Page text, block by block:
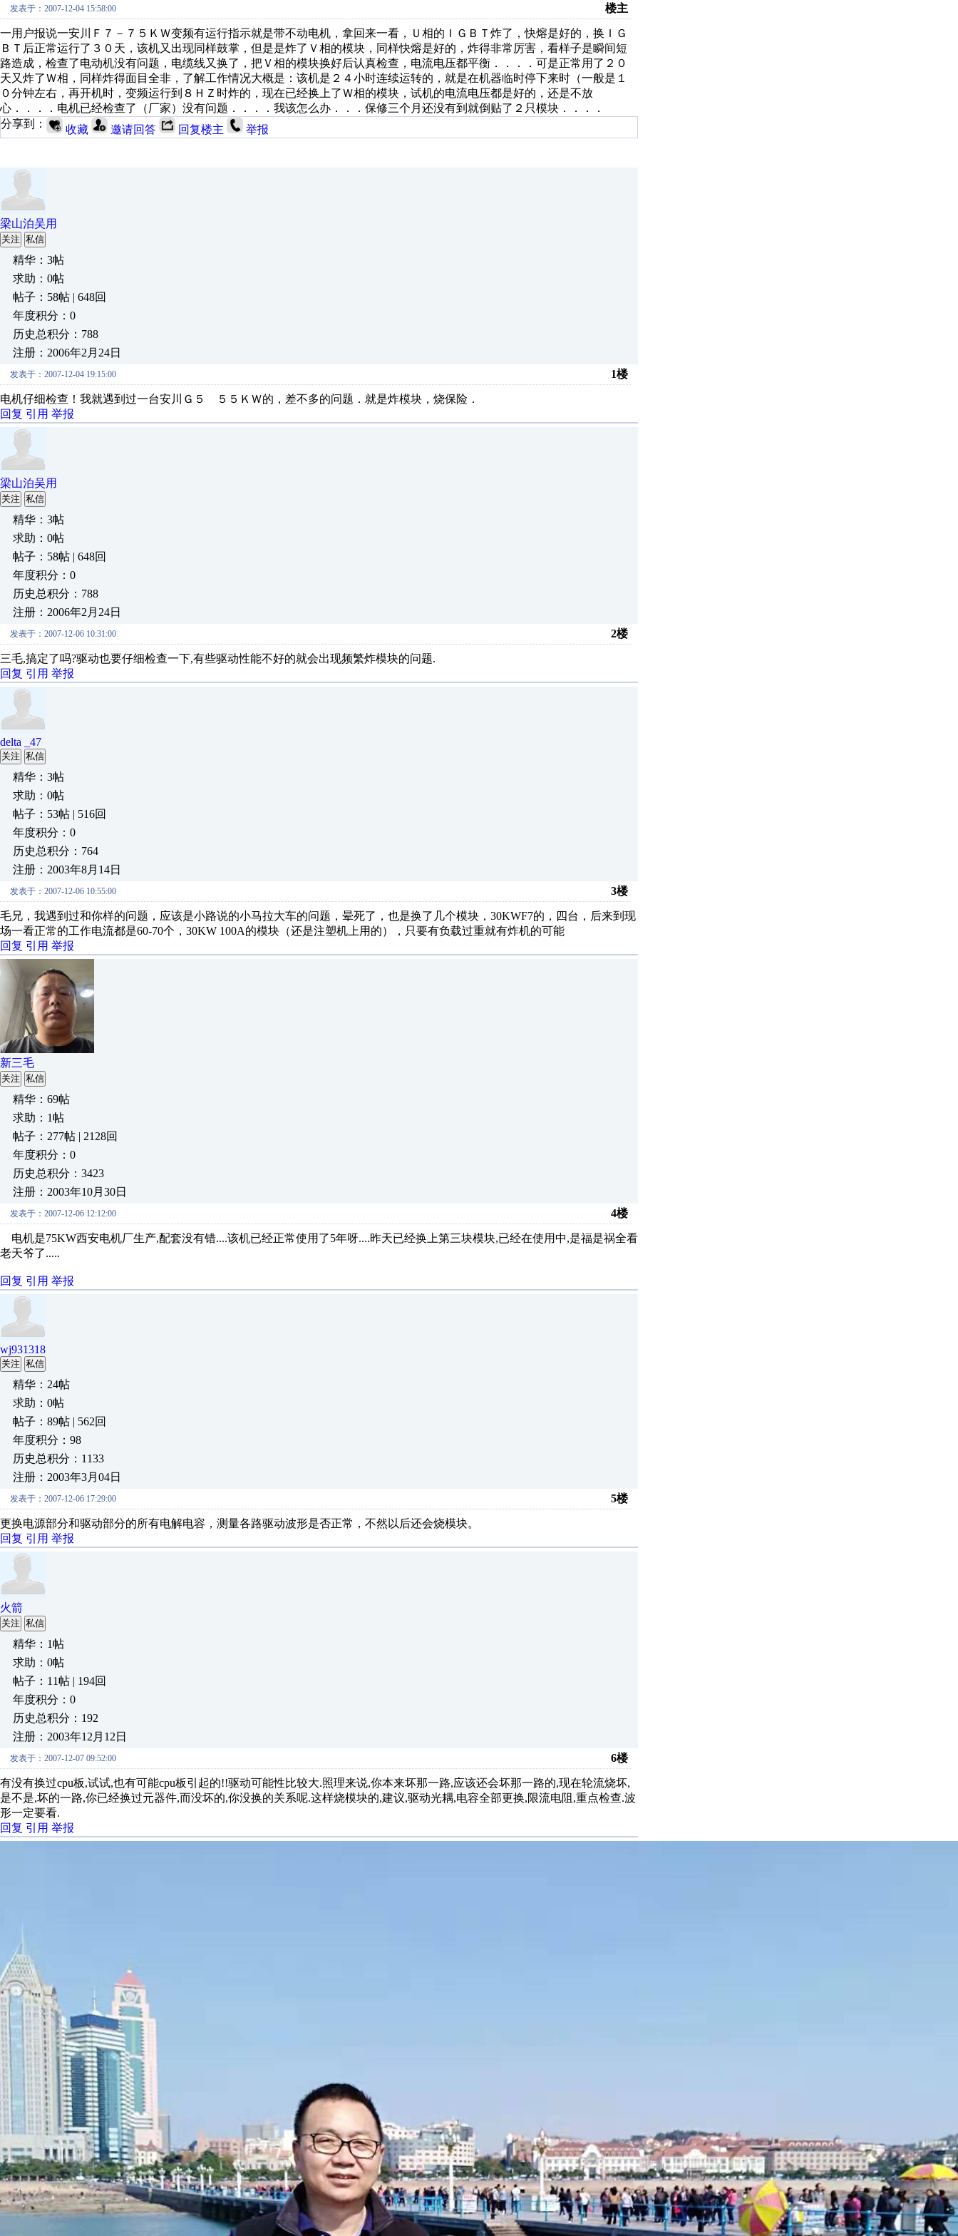
发表于：2007-12-04 15:58:00 楼主
一用户报说一安川Ｆ７－７５ＫＷ变频有运行指示就是带不动电机，拿回来一看，Ｕ相的ＩＧＢＴ炸了，快熔是好的，换ＩＧ
ＢＴ后正常运行了３０天，该机又出现同样鼓掌，但是是炸了Ｖ相的模块，同样快熔是好的，炸得非常厉害，看样子是瞬间短
路造成，检查了电动机没有问题，电缆线又换了，把Ｖ相的模块换好后认真检查，电流电压都平衡．．．．可是正常用了２０
天又炸了Ｗ相，同样炸得面目全非，了解工作情况大概是：该机是２４小时连续运转的，就是在机器临时停下来时（一般是１
０分钟左右，再开机时，变频运行到８ＨＺ时炸的，现在已经换上了Ｗ相的模块，试机的电流电压都是好的，还是不放
心．．．．电机已经检查了（厂家）没有问题．．．．我该怎么办．．．保修三个月还没有到就倒贴了２只模块．．．．
分享到：
收藏 邀请回答 回复楼主 举报
梁山泊吴用
关注 私信
精华：3帖
求助：0帖
帖子：58帖 | 648回
年度积分：0
历史总积分：788
注册：2006年2月24日
发表于：2007-12-04 19:15:00 1楼
电机仔细检查！我就遇到过一台安川Ｇ５ ５５ＫＷ的，差不多的问题．就是炸模块，烧保险．
回复 引用 举报
梁山泊吴用
关注 私信
精华：3帖
求助：0帖
帖子：58帖 | 648回
年度积分：0
历史总积分：788
注册：2006年2月24日
发表于：2007-12-06 10:31:00 2楼
三毛,搞定了吗?驱动也要仔细检查一下,有些驱动性能不好的就会出现频繁炸模块的问题.
回复 引用 举报
delta _47
关注 私信
精华：3帖
求助：0帖
帖子：53帖 | 516回
年度积分：0
历史总积分：764
注册：2003年8月14日
发表于：2007-12-06 10:55:00 3楼
毛兄，我遇到过和你样的问题，应该是小路说的小马拉大车的问题，晕死了，也是换了几个模块，30KWF7的，四台，后来到现
场一看正常的工作电流都是60-70个，30KW 100A的模块（还是注塑机上用的），只要有负载过重就有炸机的可能
回复 引用 举报
新三毛
关注 私信
精华：69帖
求助：1帖
帖子：277帖 | 2128回
年度积分：0
历史总积分：3423
注册：2003年10月30日
发表于：2007-12-06 12:12:00 4楼
电机是75KW西安电机厂生产,配套没有错....该机已经正常使用了5年呀....昨天已经换上第三块模块,已经在使用中,是福是祸全看
老天爷了.....
回复 引用 举报
wj931318
关注 私信
精华：24帖
求助：0帖
帖子：89帖 | 562回
年度积分：98
历史总积分：1133
注册：2003年3月04日
发表于：2007-12-06 17:29:00 5楼
更换电源部分和驱动部分的所有电解电容，测量各路驱动波形是否正常，不然以后还会烧模块。
回复 引用 举报
火箭
关注 私信
精华：1帖
求助：0帖
帖子：11帖 | 194回
年度积分：0
历史总积分：192
注册：2003年12月12日
发表于：2007-12-07 09:52:00 6楼
有没有换过cpu板,试试,也有可能cpu板引起的!!驱动可能性比较大.照理来说,你本来坏那一路,应该还会坏那一路的,现在轮流烧坏,
是不是,坏的一路,你已经换过元器件,而没坏的,你没换的关系呢.这样烧模块的,建议,驱动光耦,电容全部更换,限流电阻,重点检查.波
形一定要看.
回复 引用 举报